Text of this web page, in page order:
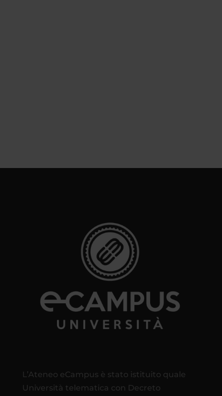
L’Ateneo eCampus è stato istituito quale
Università telematica con Decreto